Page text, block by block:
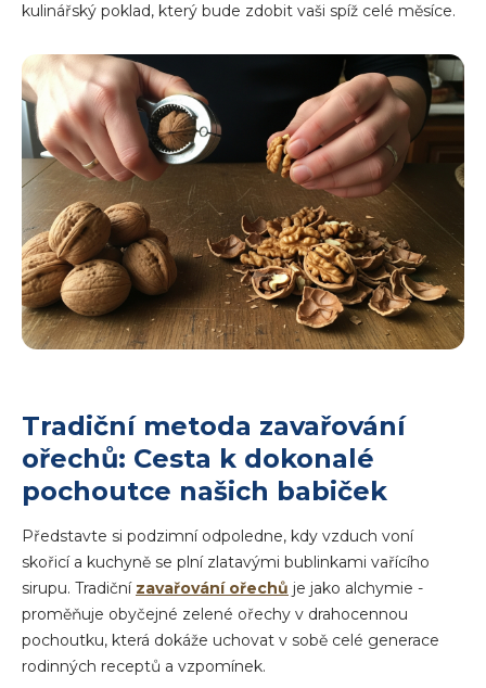
kulinářský poklad, který bude zdobit vaši spíž celé měsíce.
Tradiční metoda zavařování
ořechů: Cesta k dokonalé
pochoutce našich babiček
Představte si podzimní odpoledne, kdy vzduch voní
skořicí a kuchyně se plní zlatavými bublinkami vařícího
sirupu. Tradiční zavařování ořechů je jako alchymie -
proměňuje obyčejné zelené ořechy v drahocennou
pochoutku, která dokáže uchovat v sobě celé generace
rodinných receptů a vzpomínek.